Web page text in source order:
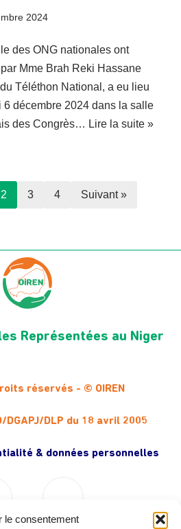
le consentement
2024
des ONG nationales ont
Mme Brah Reki Hassane
Téléthon National, a eu lieu
6 décembre 2024 dans la salle
des Congrès… Lire la suite »
2 3 4 Suivant »
Représentées au Niger
réservés - © OIREN
DGAPJ/DLP du 18 avril 2005
& données personnelles